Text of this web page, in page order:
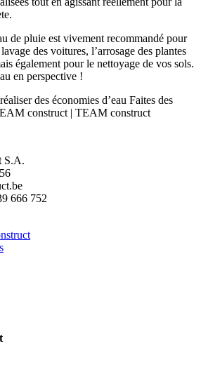
de pluie est vivement recommandé pour
des voitures, l’arrosage des plantes
également pour le nettoyage de vos sols.
en perspective !
des économies d’eau Faites des
construct | TEAM construct
S.A.
666 752